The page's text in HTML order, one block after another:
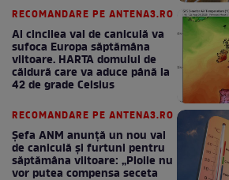
RECOMANDARE PE ANTENA3.RO
Al cincilea val de caniculă va
sufoca Europa săptămâna
viitoare. HARTA domului de
căldură care va aduce până la
42 de grade Celsius
RECOMANDARE PE ANTENA3.RO
Șefa ANM anunță un nou val
de caniculă și furtuni pentru
săptămâna viitoare: „Ploile nu
vor putea compensa seceta